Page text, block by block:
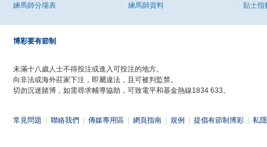
練馬師分場表
練馬師資料
貼士指
博彩要有節制
未滿十八歲人士不得投注或進入可投注的地方。
向非法或海外莊家下注，即屬違法，且可被判監禁。
切勿沉迷賭博，如需尋求輔導協助，可致電平和基金熱線1834 633。
常見問題 聯絡我們 傳媒專用區 網頁指南 規例 提倡有節制博彩 私